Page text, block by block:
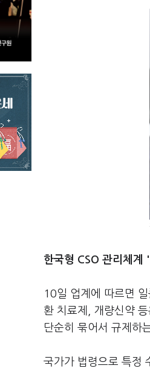
한국형 CSO 관리체계
10일 업계에 따르면
환 치료제, 개량신약
단순히 묶어서 규제하
국가가 법령으로 특정